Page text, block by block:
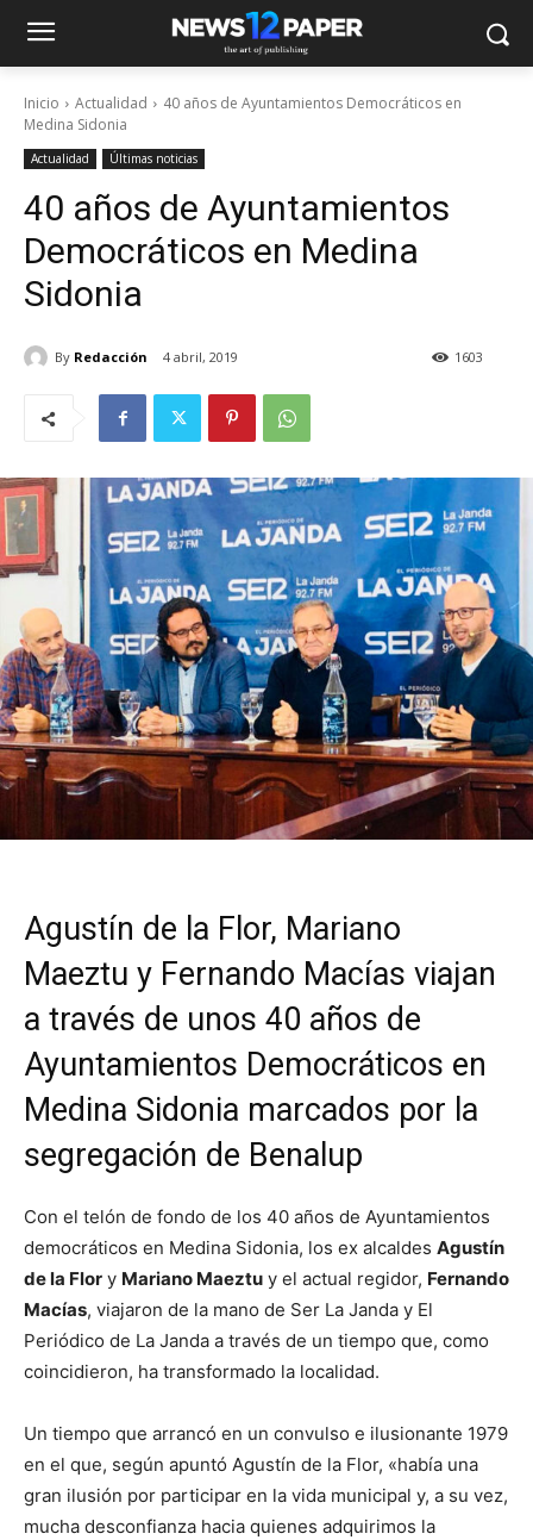
Inicio Actualidad
40 años de Ayuntamientos Democráticos en
Medina Sidonia
Actualidad Últimas noticias
40 años de Ayuntamientos
Democráticos en Medina
Sidonia
By Redacción 4 abril, 2019 1603
Agustín de la Flor, Mariano
Maeztu y Fernando Macías viajan
a través de unos 40 años de
Ayuntamientos Democráticos en
Medina Sidonia marcados por la
segregación de Benalup
Con el telón de fondo de los 40 años de Ayuntamientos
democráticos en Medina Sidonia, los ex alcaldes Agustín
de la Flor y Mariano Maeztu y el actual regidor, Fernando
Macías, viajaron de la mano de Ser La Janda y El
Periódico de La Janda a través de un tiempo que, como
coincidieron, ha transformado la localidad.
Un tiempo que arrancó en un convulso e ilusionante 1979
en el que, según apuntó Agustín de la Flor, «había una
gran ilusión por participar en la vida municipal y, a su vez,
mucha desconfianza hacia quienes adquirimos la